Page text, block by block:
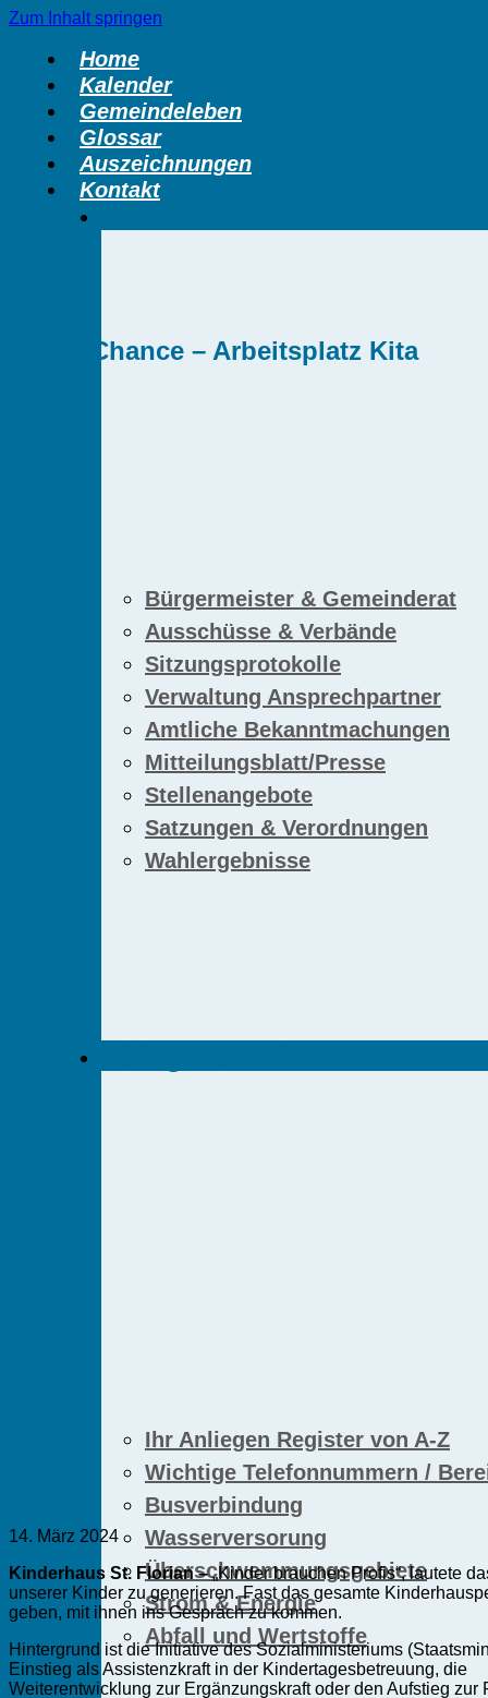
Zum Inhalt springen
Home
Kalender
Gemeindeleben
Glossar
Auszeichnungen
Kontakt
Bürgermeister & Gemeinderat
Ausschüsse & Verbände
Sitzungsprotokolle
Verwaltung Ansprechpartner
Amtliche Bekanntmachungen
Mitteilungsblatt/Presse
Stellenangebote
Satzungen & Verordnungen
Wahlergebnisse
Ihr Anliegen Register von A-Z
Wichtige Telefonnummern /
Busverbindung
Wasserversorung
Überschwemmungsgebiete
Strom & Energie
Abfall und Wertstoffe
Meine Chance – Arbeitsplatz Kita
14. März 2024
Kinderhaus St. Florian –„Kinder brauchen Profis“, lautete
unserer Kinder zu generieren. Fast das gesamte
geben, mit ihnen ins Gespräch zu kommen.
Hintergrund ist die Initiative des Sozialministeriums
Einstieg als Assistenzkraft in der Kindertagesbetreuung, die
Weiterentwicklung zur Ergänzungskraft oder den Aufstieg